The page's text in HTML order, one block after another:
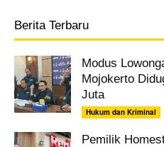
Berita Terbaru
Modus
Mojokerto
Juta
Hukum dan Kriminal
Pemilik